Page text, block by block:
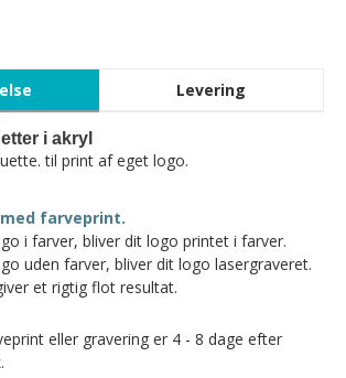
Levering
i akryl
til print af eget logo.
farveprint.
i farver, bliver dit logo printet i farver.
uden farver, bliver dit logo lasergraveret.
et rigtig flot resultat.
eller gravering er 4 - 8 dage efter